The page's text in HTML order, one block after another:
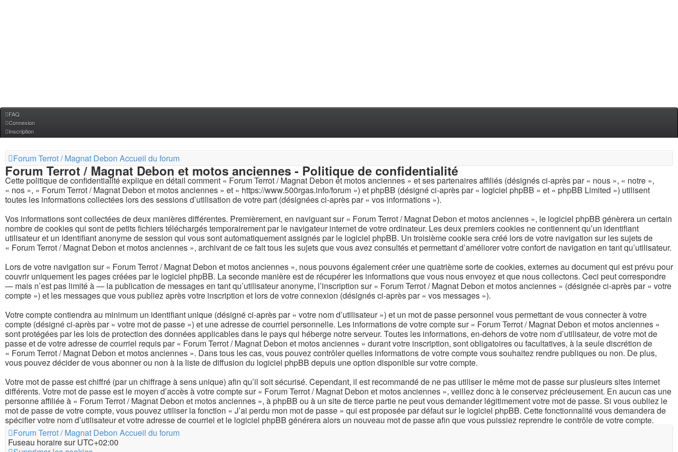
FAQ
Connexion
Inscription
Forum Terrot / Magnat Debon Accueil du forum
Forum Terrot / Magnat Debon et motos anciennes - Politique de confidentialité
Cette politique de confidentialité explique en détail comment « Forum Terrot / Magnat Debon et motos anciennes » et ses partenaires affiliés (désignés ci-après par « nous », « notre »,
« nos », « Forum Terrot / Magnat Debon et motos anciennes » et « https://www.500rgas.info/forum ») et phpBB (désigné ci-après par « logiciel phpBB » et « phpBB Limited ») utilisent
toutes les informations collectées lors des sessions d’utilisation de votre part (désignées ci-après par « vos informations »).
Vos informations sont collectées de deux manières différentes. Premièrement, en naviguant sur « Forum Terrot / Magnat Debon et motos anciennes », le logiciel phpBB génèrera un certain
nombre de cookies qui sont de petits fichiers téléchargés temporairement par le navigateur internet de votre ordinateur. Les deux premiers cookies ne contiennent qu’un identifiant
utilisateur et un identifiant anonyme de session qui vous sont automatiquement assignés par le logiciel phpBB. Un troisième cookie sera créé lors de votre navigation sur les sujets de
« Forum Terrot / Magnat Debon et motos anciennes », archivant de ce fait tous les sujets que vous avez consultés et permettant d’améliorer votre confort de navigation en tant qu’utilisateur.
Lors de votre navigation sur « Forum Terrot / Magnat Debon et motos anciennes », nous pouvons également créer une quatrième sorte de cookies, externes au document qui est prévu pour
couvrir uniquement les pages créées par le logiciel phpBB. La seconde manière est de récupérer les informations que vous nous envoyez et que nous collectons. Ceci peut correspondre
— mais n’est pas limité à — la publication de messages en tant qu’utilisateur anonyme, l’inscription sur « Forum Terrot / Magnat Debon et motos anciennes » (désignée ci-après par « votre
compte ») et les messages que vous publiez après votre inscription et lors de votre connexion (désignés ci-après par « vos messages »).
Votre compte contiendra au minimum un identifiant unique (désigné ci-après par « votre nom d’utilisateur ») et un mot de passe personnel vous permettant de vous connecter à votre
compte (désigné ci-après par « votre mot de passe ») et une adresse de courriel personnelle. Les informations de votre compte sur « Forum Terrot / Magnat Debon et motos anciennes »
sont protégées par les lois de protection des données applicables dans le pays qui héberge notre serveur. Toutes les informations, en-dehors de votre nom d’utilisateur, de votre mot de
passe et de votre adresse de courriel requis par « Forum Terrot / Magnat Debon et motos anciennes » durant votre inscription, sont obligatoires ou facultatives, à la seule discrétion de
« Forum Terrot / Magnat Debon et motos anciennes ». Dans tous les cas, vous pouvez contrôler quelles informations de votre compte vous souhaitez rendre publiques ou non. De plus,
vous pouvez décider de vous abonner ou non à la liste de diffusion du logiciel phpBB depuis une option disponible sur votre compte.
Votre mot de passe est chiffré (par un chiffrage à sens unique) afin qu’il soit sécurisé. Cependant, il est recommandé de ne pas utiliser le même mot de passe sur plusieurs sites internet
différents. Votre mot de passe est le moyen d’accès à votre compte sur « Forum Terrot / Magnat Debon et motos anciennes », veillez donc à le conservez précieusement. En aucun cas une
personne affiliée à « Forum Terrot / Magnat Debon et motos anciennes », à phpBB ou à un site de tierce partie ne peut vous demander légitimement votre mot de passe. Si vous oubliez le
mot de passe de votre compte, vous pouvez utiliser la fonction « J’ai perdu mon mot de passe » qui est proposée par défaut sur le logiciel phpBB. Cette fonctionnalité vous demandera de
spécifier votre nom d’utilisateur et votre adresse de courriel et le logiciel phpBB générera alors un nouveau mot de passe afin que vous puissiez reprendre le contrôle de votre compte.
Forum Terrot / Magnat Debon Accueil du forum
Fuseau horaire surUTC+02:00